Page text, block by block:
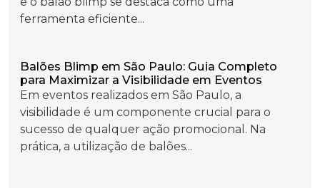
ferramenta eficiente...
Balões Blimp em São Paulo: Guia Completo
para Maximizar a Visibilidade em Eventos
Em eventos realizados em São Paulo, a
visibilidade é um componente crucial para o
sucesso de qualquer ação promocional. Na
prática, a utilização de balões...